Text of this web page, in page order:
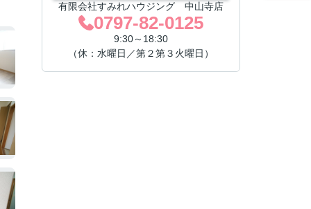
有限会社すみれハウジング 中山寺店
0797-82-0125
9:30～18:30
（休：水曜日／第２第３火曜日）